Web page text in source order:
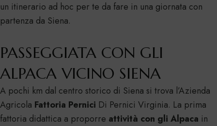
un itinerario ad hoc per te da fare in una giornata con
partenza da Siena.
PASSEGGIATA CON GLI
ALPACA VICINO SIENA
A pochi km dal centro storico di Siena si trova l’Azienda
Agricola Fattoria Pernici Di Pernici Virginia. La prima
fattoria didattica a proporre attività con gli Alpaca in